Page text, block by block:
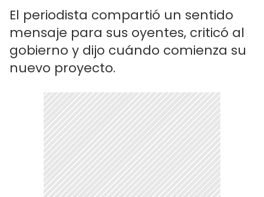
El periodista compartió un sentido
mensaje para sus oyentes, criticó al
gobierno y dijo cuándo comienza su
nuevo proyecto.